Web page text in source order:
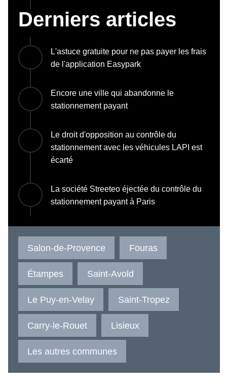
Derniers articles
L'astuce gratuite pour ne pas payer les frais
de l'application Easypark
Encore une ville qui abandonne le
stationnement payant
Le droit d'opposition au contrôle du
stationnement avec les véhicules LAPI est
écarté
La société Streeteo éjectée du contrôle du
stationnement payant à Paris
Salon-de-Provence Fouras
Étampes Saint-Avold
Le Puy-en-Velay Saint-Tropez
Carry-le-Rouet Lisieux
Les autres communes